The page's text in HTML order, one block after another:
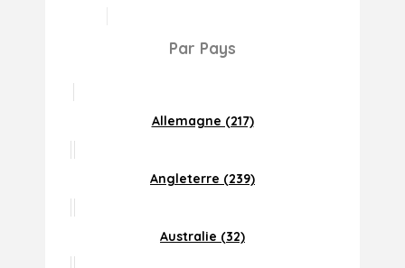
Par Pays
Allemagne (217)
Angleterre (239)
Australie (32)